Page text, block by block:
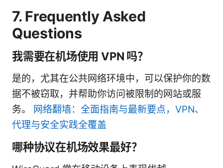
7. Frequently Asked
Questions
我需要在机场使用 VPN 吗？
是的，尤其在公共网络环境中，可以保护你的数
据不被窃取，并帮助你访问被限制的网站或服
务。
网络翻墙：全面指南与最新要点，VPN、
代理与安全实践全覆盖
哪种协议在机场效果最好？